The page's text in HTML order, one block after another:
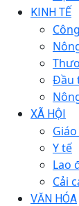
KINH TẾ
Đầu
XÃ HỘI
Y tế
Lao
Cải
VĂN HÓA